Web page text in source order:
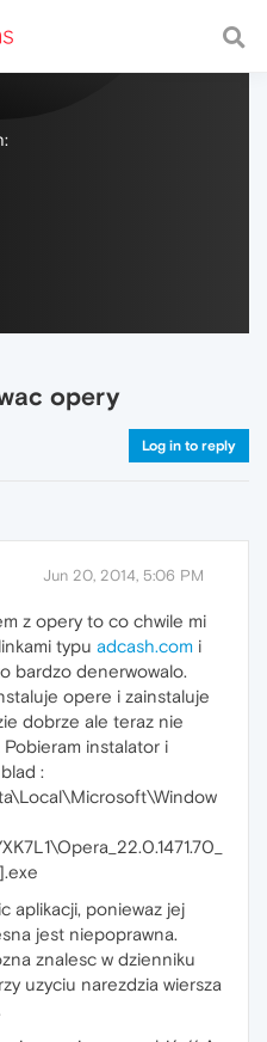
with a fast and
opery
Log in to reply
Jun 20, 2014, 5:06 PM
z opery to co chwile mi
typu adcash.com i
bardzo denerwowalo.
opere i zainstaluje
dobrze ale teraz nie
instalator i
:
aplikacji, poniewaz jej
jest niepoprawna.
znalesc w dzienniku
uzyciu narezdzia wiersza